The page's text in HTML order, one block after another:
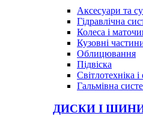
Аксесуари та
Гідравлічна
Колеса і
Кузовні
Облицювання
Підвіска
Світлотехніка
Гальмівна
ДИСКИ І